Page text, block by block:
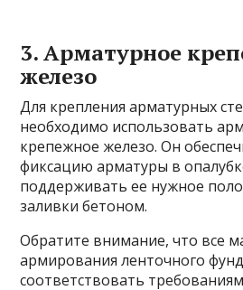
3. Арматурное
железо
Для крепления арматурных
необходимо использовать
крепежное железо. Он
фиксацию арматуры в
поддерживать ее нужное
заливки бетоном.
Обратите внимание, что все
армирования ленточного
соответствовать